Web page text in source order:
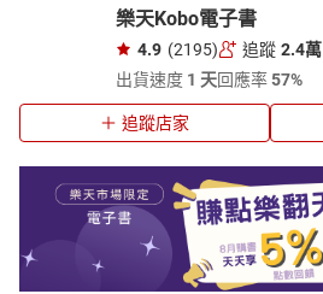
樂天Kobo電子書
4.9 (2195) 追蹤 2.4萬
出貨速度 1 天回應率57%
追蹤店家